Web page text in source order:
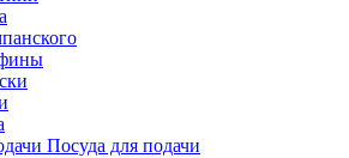
Посуда для подачи